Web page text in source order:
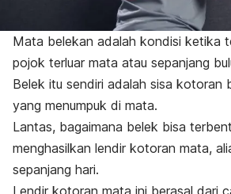
Mata belekan adalah kondisi ketika
pojok terluar mata atau sepanjang
Belek itu sendiri adalah sisa kotoran
yang menumpuk di mata.
Lantas, bagaimana belek bisa
menghasilkan lendir kotoran mata,
sepanjang hari.
Lendir kotoran mata ini berasal dari